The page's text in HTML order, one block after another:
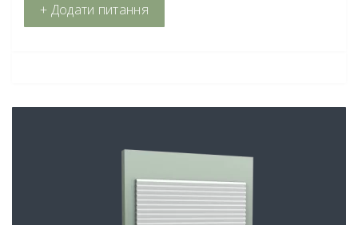
+ Додати питання